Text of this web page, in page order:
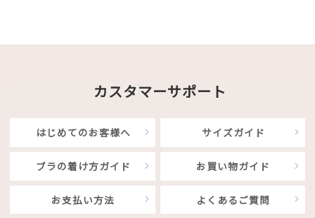
カスタマーサポート
はじめてのお客様へ サイズガイド
ブラの着け方ガイド お買い物ガイド
お支払い方法 よくあるご質問